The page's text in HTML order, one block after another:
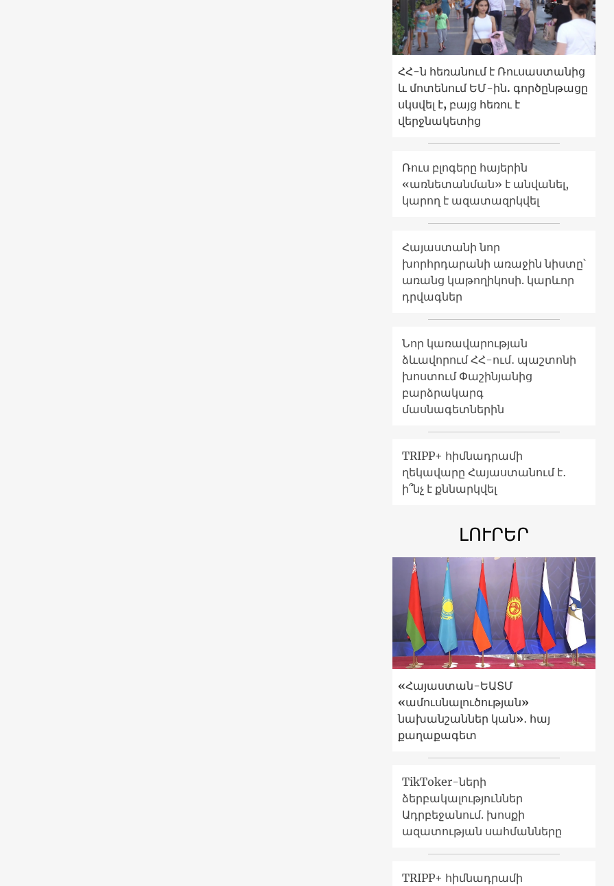
ՀՀ-ն հեռանում է Ռուսաստանից
և մոտենում ԵՄ-ին. գործընթացը
սկսվել է, բայց հեռու է
վերջնակետից
Ռուս բլոգերը հայերին
«առնետանման» է անվանել,
կարող է ազատազրկվել
Հայաստանի նոր
խորհրդարանի առաջին նիստը՝
առանց կաթողիկոսի. կարևոր
դրվագներ
Նոր կառավարության
ձևավորում ՀՀ-ում․ պաշտոնի
խոստում Փաշինյանից
բարձրակարգ
մասնագետներին
TRIPP+ հիմնադրամի
ղեկավարը Հայաստանում է․
ի՞նչ է քննարկվել
ԼՈՒՐԵՐ
«Հայաստան-ԵԱՏՄ
«ամուսնալուծության»
նախանշաններ կան»․ հայ
քաղաքագետ
TikToker-ների
ձերբակալություններ
Ադրբեջանում. խոսքի
ազատության սահմանները
TRIPP+ հիմնադրամի